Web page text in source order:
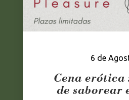
6 de
Cena
de saborear